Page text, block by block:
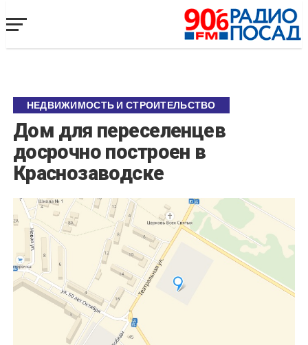
НЕДВИЖИМОСТЬ И СТРОИТЕЛЬСТВО
Дом для переселенцев
досрочно построен в
Краснозаводске